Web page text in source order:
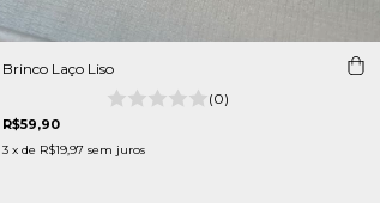
Brinco Laço Liso
(0)
R$59,90
3 x de R$19,97 sem juros